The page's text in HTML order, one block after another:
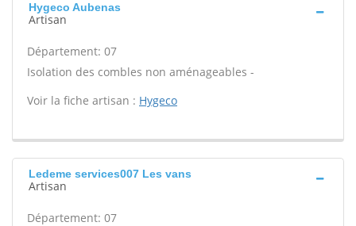
Hygeco Aubenas
Artisan
Département: 07
Isolation des combles non aménageables -
Voir la fiche artisan : Hygeco
Ledeme services007 Les vans
Artisan
Département: 07